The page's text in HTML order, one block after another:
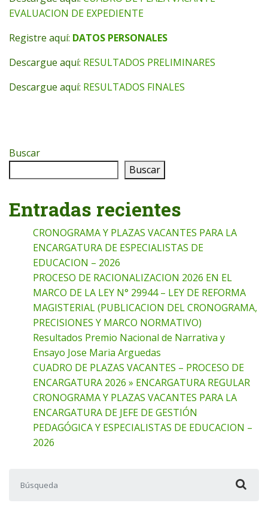
EVALUACION DE EXPEDIENTE
Registre aquí: DATOS PERSONALES
Descargue aquí: RESULTADOS PRELIMINARES
Descargue aquí: RESULTADOS FINALES
Buscar
Buscar
Entradas recientes
CRONOGRAMA Y PLAZAS VACANTES PARA LA
ENCARGATURA DE ESPECIALISTAS DE
EDUCACION – 2026
PROCESO DE RACIONALIZACION 2026 EN EL
MARCO DE LA LEY N° 29944 – LEY DE REFORMA
MAGISTERIAL (PUBLICACION DEL CRONOGRAMA,
PRECISIONES Y MARCO NORMATIVO)
Resultados Premio Nacional de Narrativa y
Ensayo Jose Maria Arguedas
CUADRO DE PLAZAS VACANTES – PROCESO DE
ENCARGATURA 2026 » ENCARGATURA REGULAR
CRONOGRAMA Y PLAZAS VACANTES PARA LA
ENCARGATURA DE JEFE DE GESTIÓN
PEDAGÓGICA Y ESPECIALISTAS DE EDUCACION –
2026